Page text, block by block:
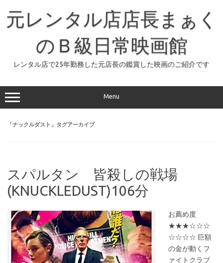
元レンタル店店長まぁく
のＢ級日常映画館
レンタル店で25年勤務した元店長の鑑賞した映画のご紹介です
Menu
「ナックルダスト 」タグアーカイブ
スパルタン 皆殺しの戦場
(KNUCKLEDUST)106分
お薦め度
★★★☆☆☆
☆☆☆☆ 巨額
の金が動くフ
ァイトクラブ